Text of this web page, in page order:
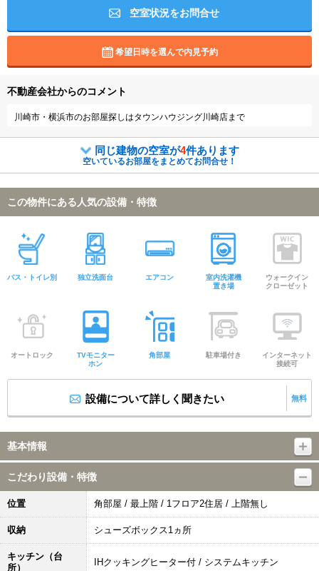
空室状況をお問合せ
希望日時を選んで内見予約
不動産会社からのコメント
川崎市・横浜市のお部屋探しはタウンハウジング川崎店まで
同じ建物の空室が4件あります
空いているお部屋をまとめてお問合せ！
この物件にある人気の設備・特徴
バス・トイレ別 独立洗面台 エアコン
室内洗濯機
置き場
ウォークイン
クローゼット
オートロック
TVモニター
ホン
角部屋 駐車場付き
インターネット
接続可
設備について詳しく聞きたい 無料
基本情報
こだわり設備・特徴
位置 角部屋 / 最上階 / 1フロア2住居 / 上階無し
収納 シューズボックス1ヵ所
キッチン（台
所）
IHクッキングヒーター付 / システムキッチン